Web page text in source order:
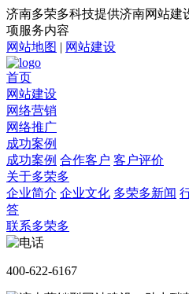
济南多荣多科技提供济南网站建
项服务内容
网站地图 | 网站建设
首页
网站建设
网络营销
网络推广
成功案例
成功案例 合作客户 客户评价
关于多荣多
企业简介 企业文化 多荣多新闻
答
联系多荣多
400-622-6167